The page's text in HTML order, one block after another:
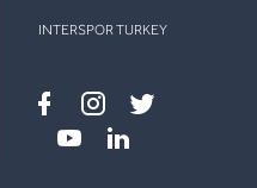
INTERSPOR TURKEY
Facebook
instagram
twitter